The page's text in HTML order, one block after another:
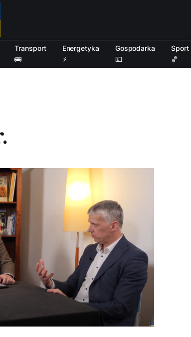
Transport
🚌
Energetyka
⚡
Gospodarka
💶
Sport
🏀